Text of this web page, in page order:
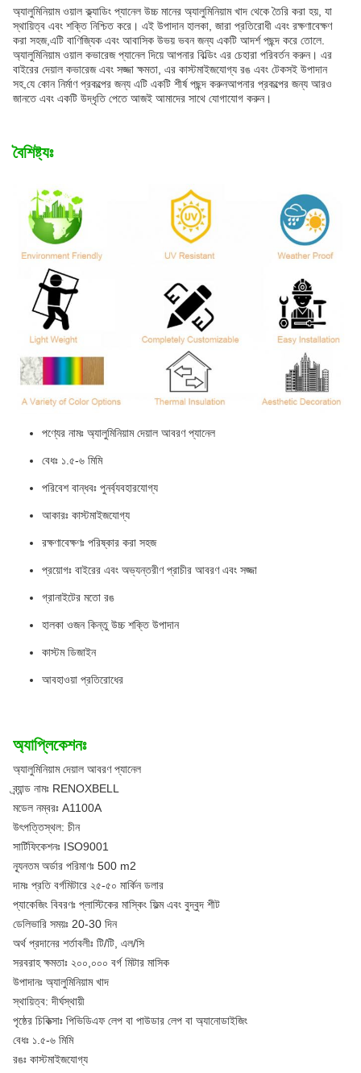
অ্যালুমিনিয়াম ওয়াল ক্ল্যাডিং প্যানেল উচ্চ মানের অ্যালুমিনিয়াম খাদ থেকে তৈরি করা হয়, যা
স্থায়িত্ব এবং শক্তি নিশ্চিত করে। এই উপাদান হালকা, জারা প্রতিরোধী এবং রক্ষণাবেক্ষণ
করা সহজ,এটি বাণিজ্যিক এবং আবাসিক উভয় ভবন জন্য একটি আদর্শ পছন্দ করে তোলে.
অ্যালুমিনিয়াম ওয়াল কভারেজ প্যানেল দিয়ে আপনার বিল্ডিং এর চেহারা পরিবর্তন করুন। এর
বাইরের দেয়াল কভারেজ এবং সজ্জা ক্ষমতা, এর কাস্টমাইজযোগ্য রঙ এবং টেকসই উপাদান
সহ,যে কোন নির্মাণ প্রকল্পের জন্য এটি একটি শীর্ষ পছন্দ করুনআপনার প্রকল্পের জন্য আরও
জানতে এবং একটি উদ্ধৃতি পেতে আজই আমাদের সাথে যোগাযোগ করুন।
বৈশিষ্ট্যঃ
পণ্যের নামঃ অ্যালুমিনিয়াম দেয়াল আবরণ প্যানেল
বেধঃ ১.৫-৬ মিমি
পরিবেশ বান্ধবঃ পুনর্ব্যবহারযোগ্য
আকারঃ কাস্টমাইজযোগ্য
রক্ষণাবেক্ষণঃ পরিষ্কার করা সহজ
প্রয়োগঃ বাইরের এবং অভ্যন্তরীণ প্রাচীর আবরণ এবং সজ্জা
গ্রানাইটের মতো রঙ
হালকা ওজন কিন্তু উচ্চ শক্তি উপাদান
কাস্টম ডিজাইন
আবহাওয়া প্রতিরোধের
অ্যাপ্লিকেশনঃ
অ্যালুমিনিয়াম দেয়াল আবরণ প্যানেল
ব্র্যান্ড নামঃ RENOXBELL
মডেল নম্বরঃ A1100A
উৎপত্তিস্থল: চীন
সার্টিফিকেশনঃ ISO9001
ন্যূনতম অর্ডার পরিমাণঃ 500 m2
দামঃ প্রতি বর্গমিটারে ২৫-৫০ মার্কিন ডলার
প্যাকেজিং বিবরণঃ প্লাস্টিকের মাস্কিং ফিল্ম এবং বুদ্বুদ শীট
ডেলিভারি সময়ঃ 20-30 দিন
অর্থ প্রদানের শর্তাবলীঃ টি/টি, এল/সি
সরবরাহ ক্ষমতাঃ ২০০,০০০ বর্গ মিটার মাসিক
উপাদানঃ অ্যালুমিনিয়াম খাদ
স্থায়িত্ব: দীর্ঘস্থায়ী
পৃষ্ঠের চিকিত্সাঃ পিভিডিএফ লেপ বা পাউডার লেপ বা অ্যানোডাইজিং
বেধঃ ১.৫-৬ মিমি
রঙঃ কাস্টমাইজযোগ্য